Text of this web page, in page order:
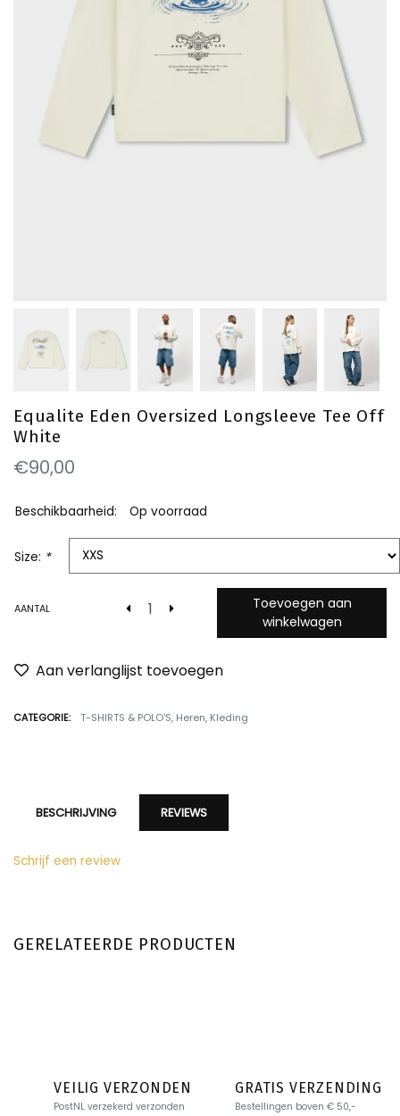
Equalite Eden Oversized Longsleeve Tee Off
White
€90,00
Beschikbaarheid: Op voorraad
Size: *
AANTAL
Toevoegen aan
winkelwagen
Aan verlanglijst toevoegen
CATEGORIE: T-SHIRTS & POLO'S, Heren, Kleding
BESCHRIJVING REVIEWS
Schrijf een review
GERELATEERDE PRODUCTEN
VEILIG VERZONDEN
PostNL verzekerd verzonden
GRATIS VERZENDING
Bestellingen boven € 50,-